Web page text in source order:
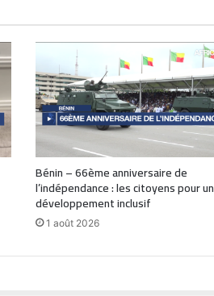
Bénin – 66ème anniversaire de
l’indépendance : les citoyens pour un
développement inclusif
1 août 2026